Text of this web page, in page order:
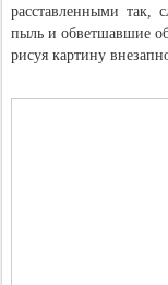
расставленными так,
пыль и обветшавшие
рисуя картину